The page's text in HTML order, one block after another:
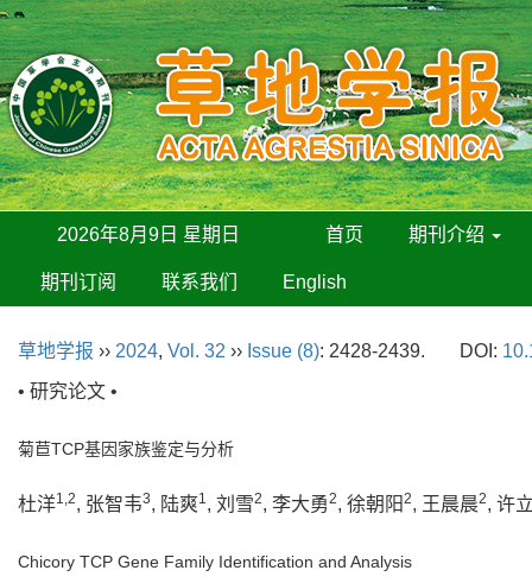
2026年8月9日 星期日 首页 期刊介绍
期刊订阅 联系我们 English
草地学报 ›› 2024, Vol. 32 ›› Issue (8): 2428-2439. DOI:
• 研究论文 •
菊苣TCP基因家族鉴定与分析
杜洋1,2, 张智韦3, 陆爽1, 刘雪2, 李大勇2, 徐朝阳2, 王晨晨2, 许
Chicory TCP Gene Family Identification and Analysis